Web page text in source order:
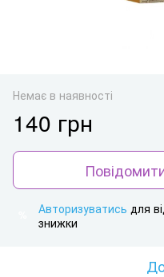
Немає в наявності
140 грн
Авторизуватись для
знижки